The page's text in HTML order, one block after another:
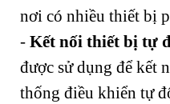
nơi có nhiều thiết bị
- Kết nối thiết bị tự
được sử dụng để kết
thống điều khiển tự